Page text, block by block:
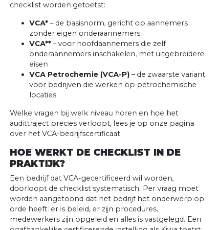
checklist worden getoetst:
VCA* – de basisnorm, gericht op aannemers
zonder eigen onderaannemers
VCA** – voor hoofdaannemers die zelf
onderaannemers inschakelen, met uitgebreidere
eisen
VCA Petrochemie (VCA-P) – de zwaarste variant
voor bedrijven die werken op petrochemische
locaties
Welke vragen bij welk niveau horen en hoe het
audittraject precies verloopt, lees je op onze pagina
over het VCA-bedrijfscertificaat.
HOE WERKT DE CHECKLIST IN DE
PRAKTIJK?
Een bedrijf dat VCA-gecertificeerd wil worden,
doorloopt de checklist systematisch. Per vraag moet
worden aangetoond dat het bedrijf het onderwerp op
orde heeft: er is beleid, er zijn procedures,
medewerkers zijn opgeleid en alles is vastgelegd. Een